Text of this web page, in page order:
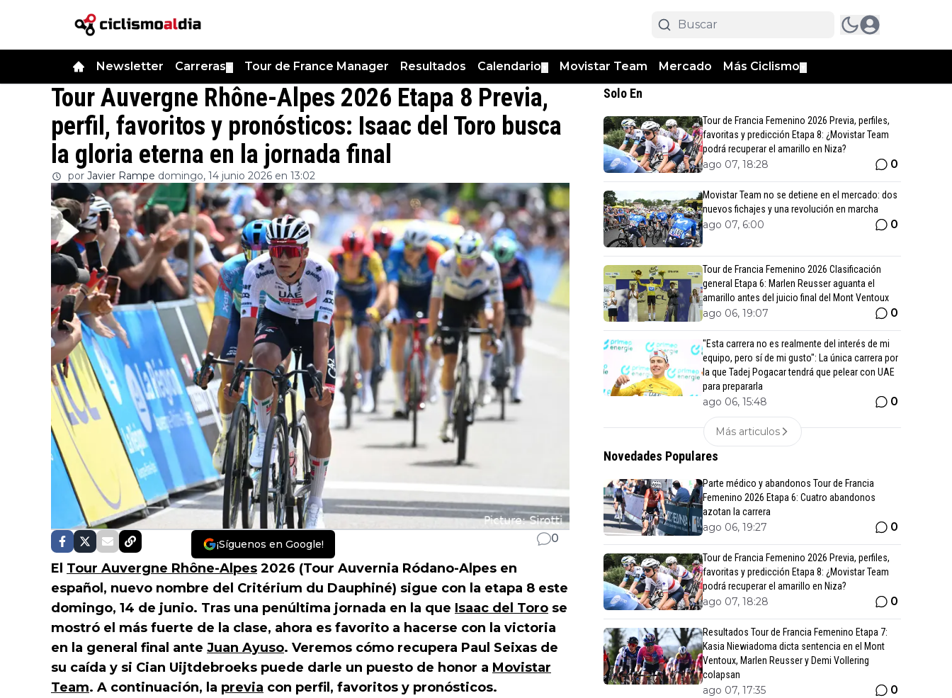
Newsletter Carreras Tour de France Manager Resultados Calendario Movistar Team Mercado Más Ciclismo
Tour Auvergne Rhône-Alpes 2026 Etapa 8 Previa,
perfil, favoritos y pronósticos: Isaac del Toro busca
la gloria eterna en la jornada final
por Javier Rampe domingo, 14 junio 2026 en 13:02
¡Síguenos en Google! 0
El Tour Auvergne Rhône-Alpes 2026 (Tour Auvernia Ródano-Alpes en
español, nuevo nombre del Critérium du Dauphiné) sigue con la etapa 8 este
domingo, 14 de junio. Tras una penúltima jornada en la que Isaac del Toro se
mostró el más fuerte de la clase, ahora es favorito a hacerse con la victoria
en la general final ante Juan Ayuso. Veremos cómo recupera Paul Seixas de
su caída y si Cian Uijtdebroeks puede darle un puesto de honor a Movistar
Team. A continuación, la previa con perfil, favoritos y pronósticos.
Solo En
Tour de Francia Femenino 2026 Previa, perfiles,
favoritas y predicción Etapa 8: ¿Movistar Team
podrá recuperar el amarillo en Niza?
ago 07, 18:28 0
Movistar Team no se detiene en el mercado: dos
nuevos fichajes y una revolución en marcha
ago 07, 6:00 0
Tour de Francia Femenino 2026 Clasificación
general Etapa 6: Marlen Reusser aguanta el
amarillo antes del juicio final del Mont Ventoux
ago 06, 19:07 0
"Esta carrera no es realmente del interés de mi
equipo, pero sí de mi gusto": La única carrera por
la que Tadej Pogacar tendrá que pelear con UAE
para prepararla
ago 06, 15:48 0
Más articulos
Novedades Populares
Parte médico y abandonos Tour de Francia
Femenino 2026 Etapa 6: Cuatro abandonos
azotan la carrera
ago 06, 19:27 0
Tour de Francia Femenino 2026 Previa, perfiles,
favoritas y predicción Etapa 8: ¿Movistar Team
podrá recuperar el amarillo en Niza?
ago 07, 18:28 0
Resultados Tour de Francia Femenino Etapa 7:
Kasia Niewiadoma dicta sentencia en el Mont
Ventoux, Marlen Reusser y Demi Vollering
colapsan
ago 07, 17:35 0